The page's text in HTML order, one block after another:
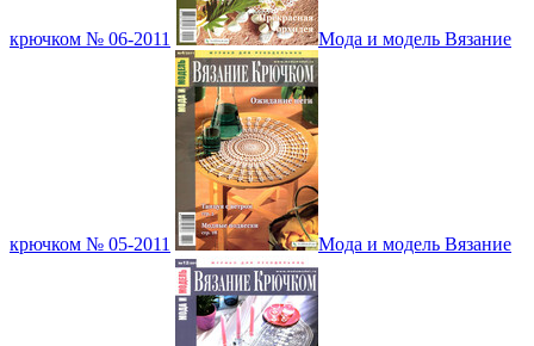
крючком № 06-2011 Мода и модель Вязание
крючком № 05-2011 Мода и модель Вязание